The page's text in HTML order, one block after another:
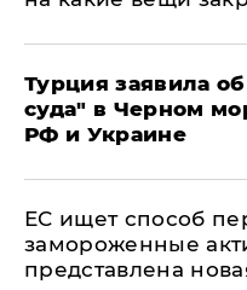
Турция заявила
суда" в Черном
РФ и Украине
ЕС ищет способ
замороженные
представлена